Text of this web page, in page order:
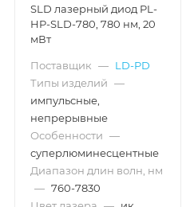
SLD лазерный диод PL-
HP-SLD-780, 780 нм, 20
мВт
Поставщик — LD-PD
Типы изделий —
импульсные,
непрерывные
Особенности —
суперлюминесцентные
Диапазон длин волн, нм
— 760-7830